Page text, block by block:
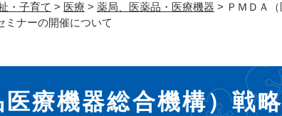
・子育て > 医療 > 薬局、医薬品・医療機器 > ＰＭＤＡ
ミナーの開催について
医療機器総合機構）戦略